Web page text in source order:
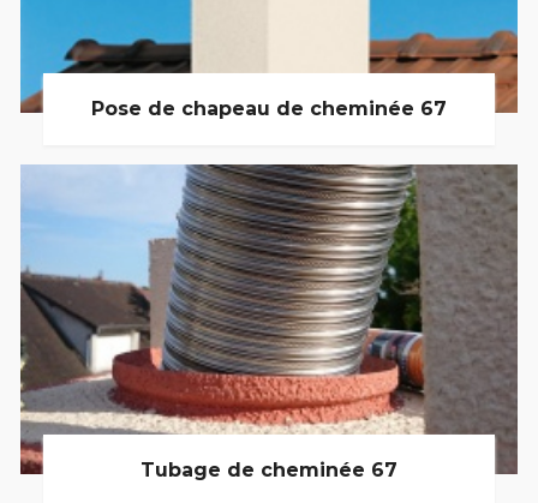
Pose de chapeau de cheminée 67
Tubage de cheminée 67